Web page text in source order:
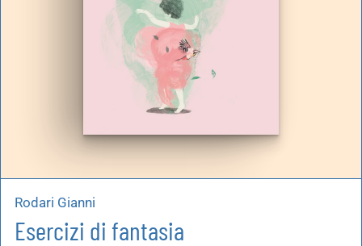
Rodari Gianni
Esercizi di fantasia